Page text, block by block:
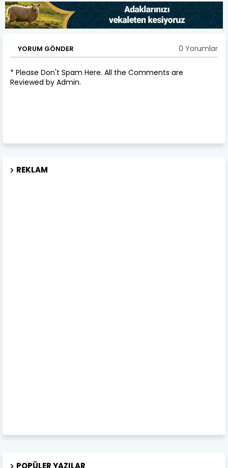
YORUM GÖNDER 0 Yorumlar
* Please Don't Spam Here. All the Comments are
Reviewed by Admin.
REKLAM
POPÜLER YAZILAR